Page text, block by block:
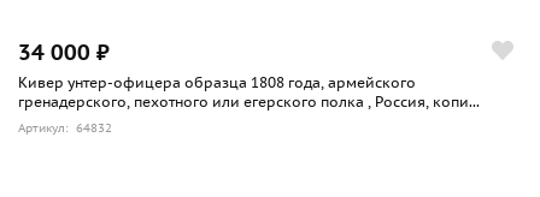
34 000 ₽
Кивер унтер-офицера образца 1808 года, армейского
гренадерского, пехотного или егерского полка , Россия, копи...
Артикул: 64832